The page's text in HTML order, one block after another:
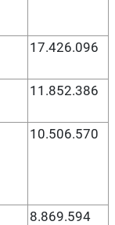
17.426.096
11.852.386
10.506.570
8.869.594